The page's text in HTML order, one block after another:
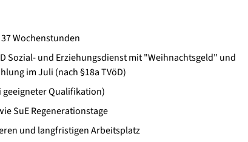
Wochenstunden
Sozial- und Erziehungsdienst mit "Weihnachtsgeld" und
im Juli (nach §18a TVöD)
Qualifikation)
SuE Regenerationstage
und langfristigen Arbeitsplatz